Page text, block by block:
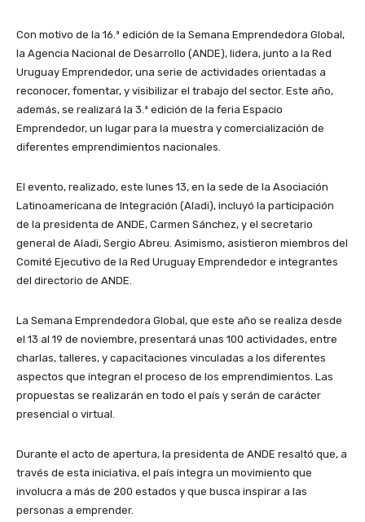
Con motivo de la 16.ª edición de la Semana Emprendedora Global,
la Agencia Nacional de Desarrollo (ANDE), lidera, junto a la Red
Uruguay Emprendedor, una serie de actividades orientadas a
reconocer, fomentar, y visibilizar el trabajo del sector. Este año,
además, se realizará la 3.ª edición de la feria Espacio
Emprendedor, un lugar para la muestra y comercialización de
diferentes emprendimientos nacionales.
El evento, realizado, este lunes 13, en la sede de la Asociación
Latinoamericana de Integración (Aladi), incluyó la participación
de la presidenta de ANDE, Carmen Sánchez, y el secretario
general de Aladi, Sergio Abreu. Asimismo, asistieron miembros del
Comité Ejecutivo de la Red Uruguay Emprendedor e integrantes
del directorio de ANDE.
La Semana Emprendedora Global, que este año se realiza desde
el 13 al 19 de noviembre, presentará unas 100 actividades, entre
charlas, talleres, y capacitaciones vinculadas a los diferentes
aspectos que integran el proceso de los emprendimientos. Las
propuestas se realizarán en todo el país y serán de carácter
presencial o virtual.
Durante el acto de apertura, la presidenta de ANDE resaltó que, a
través de esta iniciativa, el país integra un movimiento que
involucra a más de 200 estados y que busca inspirar a las
personas a emprender.